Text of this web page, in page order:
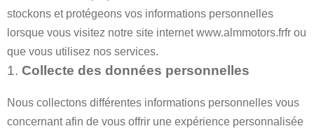
stockons et protégeons vos informations personnelles
lorsque vous visitez notre site internet www.almmotors.frfr ou
que vous utilisez nos services.
1. Collecte des données personnelles
Nous collectons différentes informations personnelles vous
concernant afin de vous offrir une expérience personnalisée